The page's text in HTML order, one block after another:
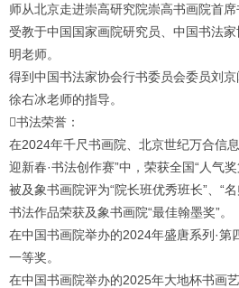
师从北京走进崇高研究院崇高书画院首席
受教于中国国家画院研究员、中国书法
明老师。
得到中国书法家协会行书委员会委员刘
徐右冰老师的指导。
书法荣誉：
在2024年千尺书画院、北京世纪万合信
迎新春·书法创作赛”中，荣获全国“人气奖
被及象书画院评为“院长班优秀班长”、“名
书法作品荣获及象书画院“最佳翰墨奖”。
在中国书画院举办的2024年盛唐系列·第
一等奖。
在中国书画院举办的2025年大地杯书画